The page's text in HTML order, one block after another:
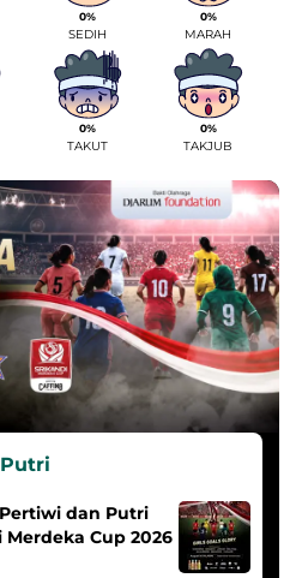
0%
SEDIH
0%
MARAH
0%
TAKUT
0%
TAKJUB
dan Putri
Cup 2026